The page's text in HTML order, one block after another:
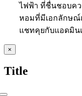
ไฟฟ้า ที่ชื่นชอบค
หอมที่มีเอกลักษณ์
แชทคุยกับแอดมิน
Close
product
view
×
Title